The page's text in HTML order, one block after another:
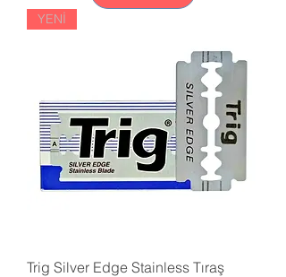
YENİ
Trig Silver Edge Stainless Tıraş